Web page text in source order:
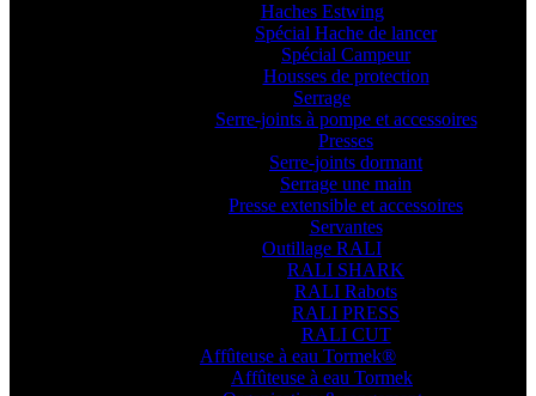
Haches Estwing
Spécial Hache de lancer
Spécial Campeur
Housses de protection
Serrage
Serre-joints à pompe et accessoires
Presses
Serre-joints dormant
Serrage une main
Presse extensible et accessoires
Servantes
Outillage RALI
RALI SHARK
RALI Rabots
RALI PRESS
RALI CUT
Affûteuse à eau Tormek®
Affûteuse à eau Tormek